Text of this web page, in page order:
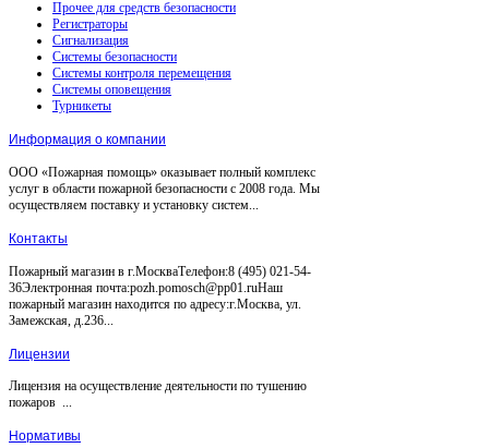
Прочее для средств безопасности
Регистраторы
Сигнализация
Системы безопасности
Системы контроля перемещения
Системы оповещения
Турникеты
Информация о компании
ООО «Пожарная помощь» оказывает полный комплекс
услуг в области пожарной безопасности с 2008 года. Мы
осуществляем поставку и установку систем...
Контакты
Пожарный магазин в г.МоскваТелефон:8 (495) 021-54-
36Электронная почта:pozh.pomosch@pp01.ruНаш
пожарный магазин находится по адресу:г.Москва, ул.
Замежская, д.236...
Лицензии
Лицензия на осуществление деятельности по тушению
пожаров ...
Нормативы